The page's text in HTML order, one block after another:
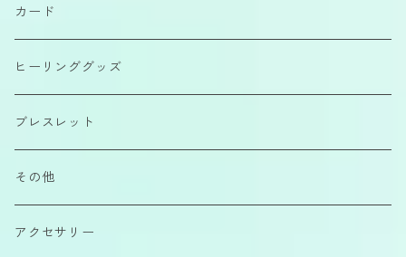
磨きもの
カボション
さざれ石
イクイリブリアムボトル
ポマンダー
クイントエッセンス
エアーコンディショナー
カラーエッセンス
カード
ヒーリンググッズ
ブレスレット
その他
アクセサリー